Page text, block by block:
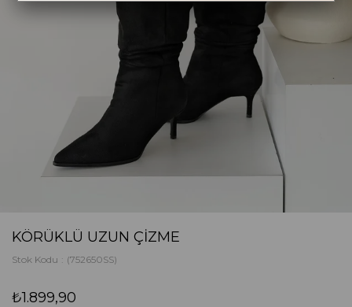
KÖRÜKLÜ UZUN ÇIZME
Stok Kodu (752650SS)
₺1.899,90